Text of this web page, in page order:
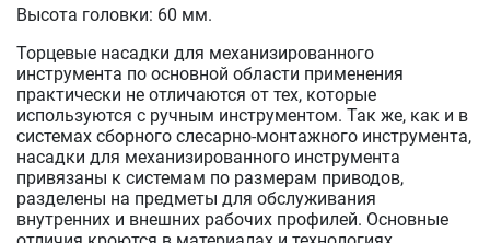
Высота головки: 60 мм.
Торцевые насадки для механизированного
инструмента по основной области применения
практически не отличаются от тех, которые
используются с ручным инструментом. Так же, как и в
системах сборного слесарно-монтажного инструмента,
насадки для механизированного инструмента
привязаны к системам по размерам приводов,
разделены на предметы для обслуживания
внутренних и внешних рабочих профилей. Основные